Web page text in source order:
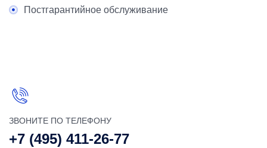
Постгарантийное обслуживание
ЗВОНИТЕ ПО ТЕЛЕФОНУ
+7 (495) 411-26-77